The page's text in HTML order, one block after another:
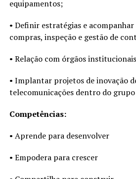
equipamentos;
• Definir estratégias e acompanhar
compras, inspeção e gestão de
• Relação com órgãos
• Implantar projetos de inovação
telecomunicações dentro do
Competências:
• Aprende para desenvolver
• Empodera para crescer